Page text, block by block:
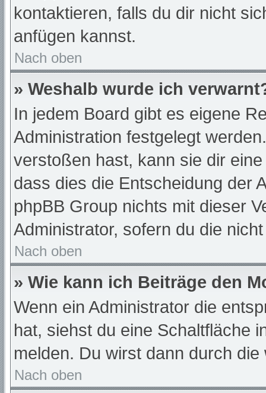
kontaktieren, falls du dir nicht
anfügen kannst.
Nach oben
» Weshalb wurde ich
In jedem Board gibt es eigene
Administration festgelegt
verstoßen hast, kann sie dir
dass dies die Entscheidung der
phpBB Group nichts mit dieser
Administrator, sofern du die
Nach oben
» Wie kann ich Beiträge den
Wenn ein Administrator die
hat, siehst du eine Schaltfläche
melden. Du wirst dann durch
Nach oben